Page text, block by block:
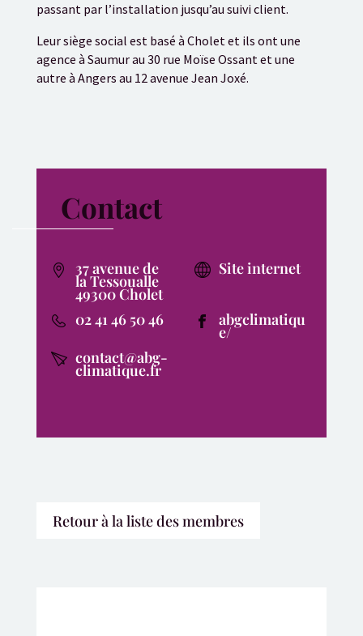
passant par l’installation jusqu’au suivi client.
Leur siège social est basé à Cholet et ils ont une
agence à Saumur au 30 rue Moïse Ossant et une
autre à Angers au 12 avenue Jean Joxé.
Contact
37 avenue de
la Tessoualle
49300 Cholet
Site internet
02 41 46 50 46 abgclimatiqu
e/
contact@abg-
climatique.fr
Retour à la liste des membres